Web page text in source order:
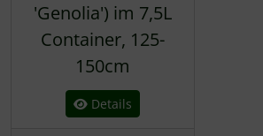
'Genolia') im 7,5L
Container, 125-
150cm
Details